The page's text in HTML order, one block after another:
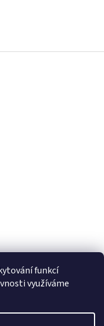
funkcí
využíváme